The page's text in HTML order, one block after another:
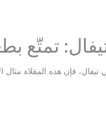
تمتّع
تيفال، فإن هذه المقلاة